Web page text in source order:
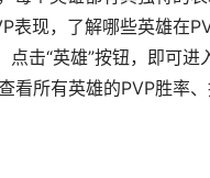
表现，了解哪些英雄在
点击“英雄”按钮，即可进
看所有英雄的PVP胜率、